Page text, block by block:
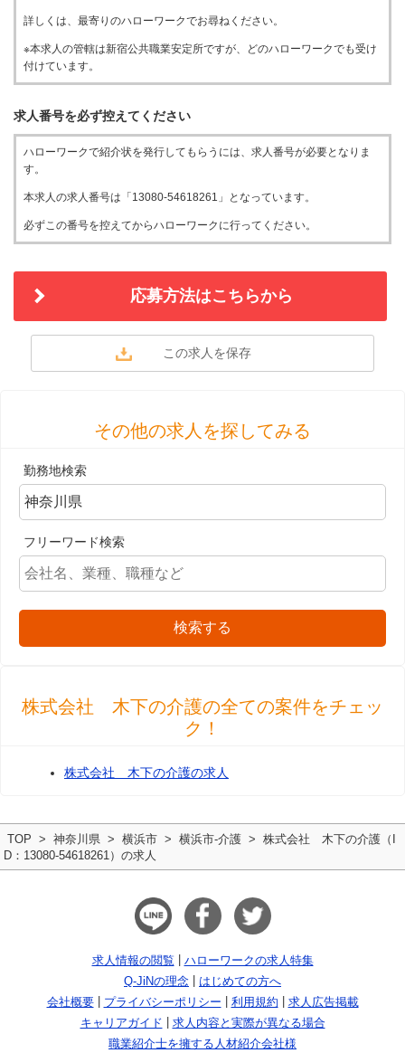
詳しくは、最寄りのハローワークでお尋ねください。
※本求人の管轄は新宿公共職業安定所ですが、どのハローワークでも受け
付けています。
求人番号を必ず控えてください
ハローワークで紹介状を発行してもらうには、求人番号が必要となりま
す。
本求人の求人番号は「13080-54618261」となっています。
必ずこの番号を控えてからハローワークに行ってください。
応募方法はこちらから
その他の求人を探してみる
勤務地検索
フリーワード検索
検索する
株式会社 木下の介護の全ての案件をチェッ
ク！
株式会社 木下の介護の求人
TOP 神奈川県 横浜市 横浜市-介護
株式会社 木下の介護（I
D：13080-54618261）の求人
求人情報の閲覧
ハローワークの求人特集
Q-JiNの理念
はじめての方へ
会社概要
プライバシーポリシー 利用規約
求人広告掲載
キャリアガイド
求人内容と実際が異なる場合
職業紹介士を擁する人材紹介会社様